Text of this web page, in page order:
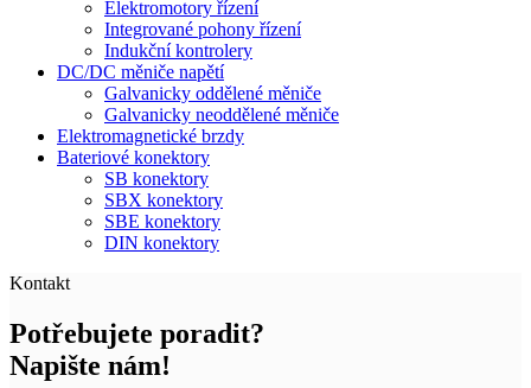
Elektromotory řízení
Integrované pohony řízení
Indukční kontrolery
DC/DC měniče napětí
Galvanicky oddělené měniče
Galvanicky neoddělené měniče
Elektromagnetické brzdy
Bateriové konektory
SB konektory
SBX konektory
SBE konektory
DIN konektory
Kontakt
Potřebujete poradit?
Napište nám!